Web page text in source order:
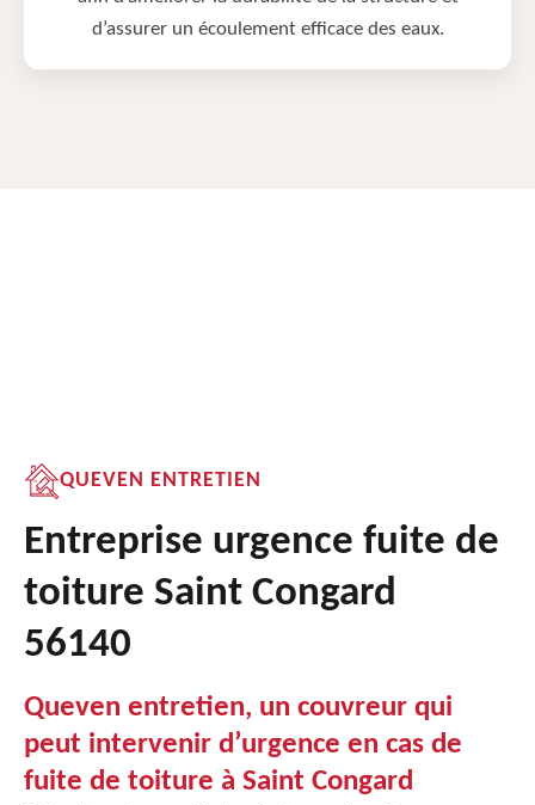
d’assurer un écoulement efficace des eaux.
QUEVEN ENTRETIEN
Entreprise urgence fuite de
toiture Saint Congard
56140
Queven entretien, un couvreur qui
peut intervenir d’urgence en cas de
fuite de toiture à Saint Congard